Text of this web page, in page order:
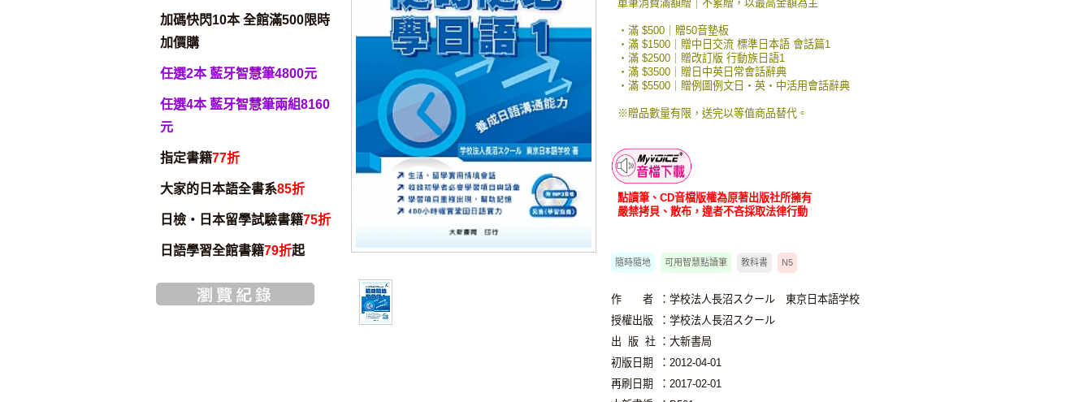
加碼快閃10本 全館滿500限時
加價購
任選2本 藍牙智慧筆4800元
任選4本 藍牙智慧筆兩組8160
元
指定書籍77折
大家的日本語全書系85折
日檢・日本留學試驗書籍75折
日語學習全館書籍79折起
單筆消費滿額贈｜不累贈，以最高金額為主
・滿 $500｜贈50音墊板
・滿 $1500｜贈中日交流 標準日本語 會話篇1
・滿 $2500｜贈改訂版 行動族日語1
・滿 $3500｜贈日中英日常會話辭典
・滿 $5500｜贈例圖例文日・英・中活用會話辭典
※贈品數量有限，送完以等值商品替代。
智慧筆下載
點讀筆、CD音檔版權為原著出版社所擁有
嚴禁拷貝、散布，違者不吝採取法律行動
隨時隨地 可用智慧點讀筆 教科書 N5
作 者
：学校法人長沼スクール 東京日本語学校
授權出版
：学校法人長沼スクール
出 版 社 ：大新書局
初版日期
：2012-04-01
再刷日期
：2017-02-01